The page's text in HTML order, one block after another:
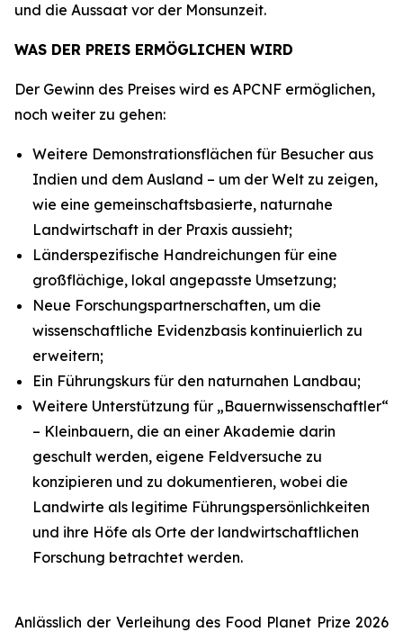
und die Aussaat vor der Monsunzeit.
WAS DER PREIS ERMÖGLICHEN WIRD
Der Gewinn des Preises wird es APCNF ermöglichen,
noch weiter zu gehen:
Weitere Demonstrationsflächen für Besucher aus
Indien und dem Ausland – um der Welt zu zeigen,
wie eine gemeinschaftsbasierte, naturnahe
Landwirtschaft in der Praxis aussieht;
Länderspezifische Handreichungen für eine
großflächige, lokal angepasste Umsetzung;
Neue Forschungspartnerschaften, um die
wissenschaftliche Evidenzbasis kontinuierlich zu
erweitern;
Ein Führungskurs für den naturnahen Landbau;
Weitere Unterstützung für „Bauernwissenschaftler“
– Kleinbauern, die an einer Akademie darin
geschult werden, eigene Feldversuche zu
konzipieren und zu dokumentieren, wobei die
Landwirte als legitime Führungspersönlichkeiten
und ihre Höfe als Orte der landwirtschaftlichen
Forschung betrachtet werden.
Anlässlich der Verleihung des Food Planet Prize 2026